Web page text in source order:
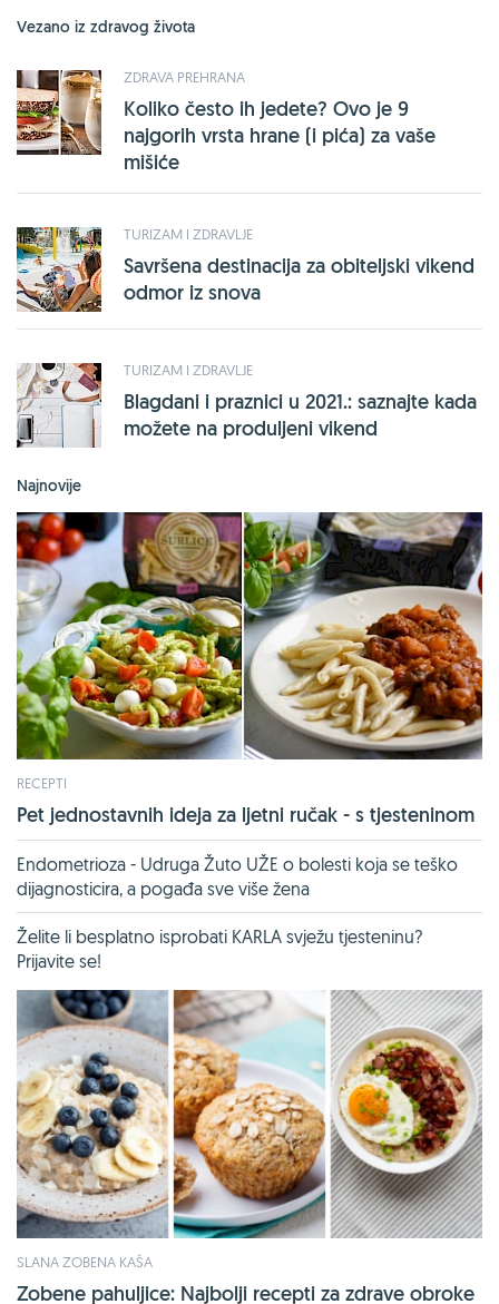
Vezano iz zdravog života
ZDRAVA PREHRANA
Koliko često ih jedete? Ovo je 9
najgorih vrsta hrane (i pića) za vaše
mišiće
TURIZAM I ZDRAVLJE
Savršena destinacija za obiteljski vikend
odmor iz snova
TURIZAM I ZDRAVLJE
Blagdani i praznici u 2021.: saznajte kada
možete na produljeni vikend
Najnovije
RECEPTI
Pet jednostavnih ideja za ljetni ručak - s tjesteninom
Endometrioza - Udruga Žuto UŽE o bolesti koja se teško
dijagnosticira, a pogađa sve više žena
Želite li besplatno isprobati KARLA svježu tjesteninu?
Prijavite se!
SLANA ZOBENA KAŠA
Zobene pahuljice: Najbolji recepti za zdrave obroke